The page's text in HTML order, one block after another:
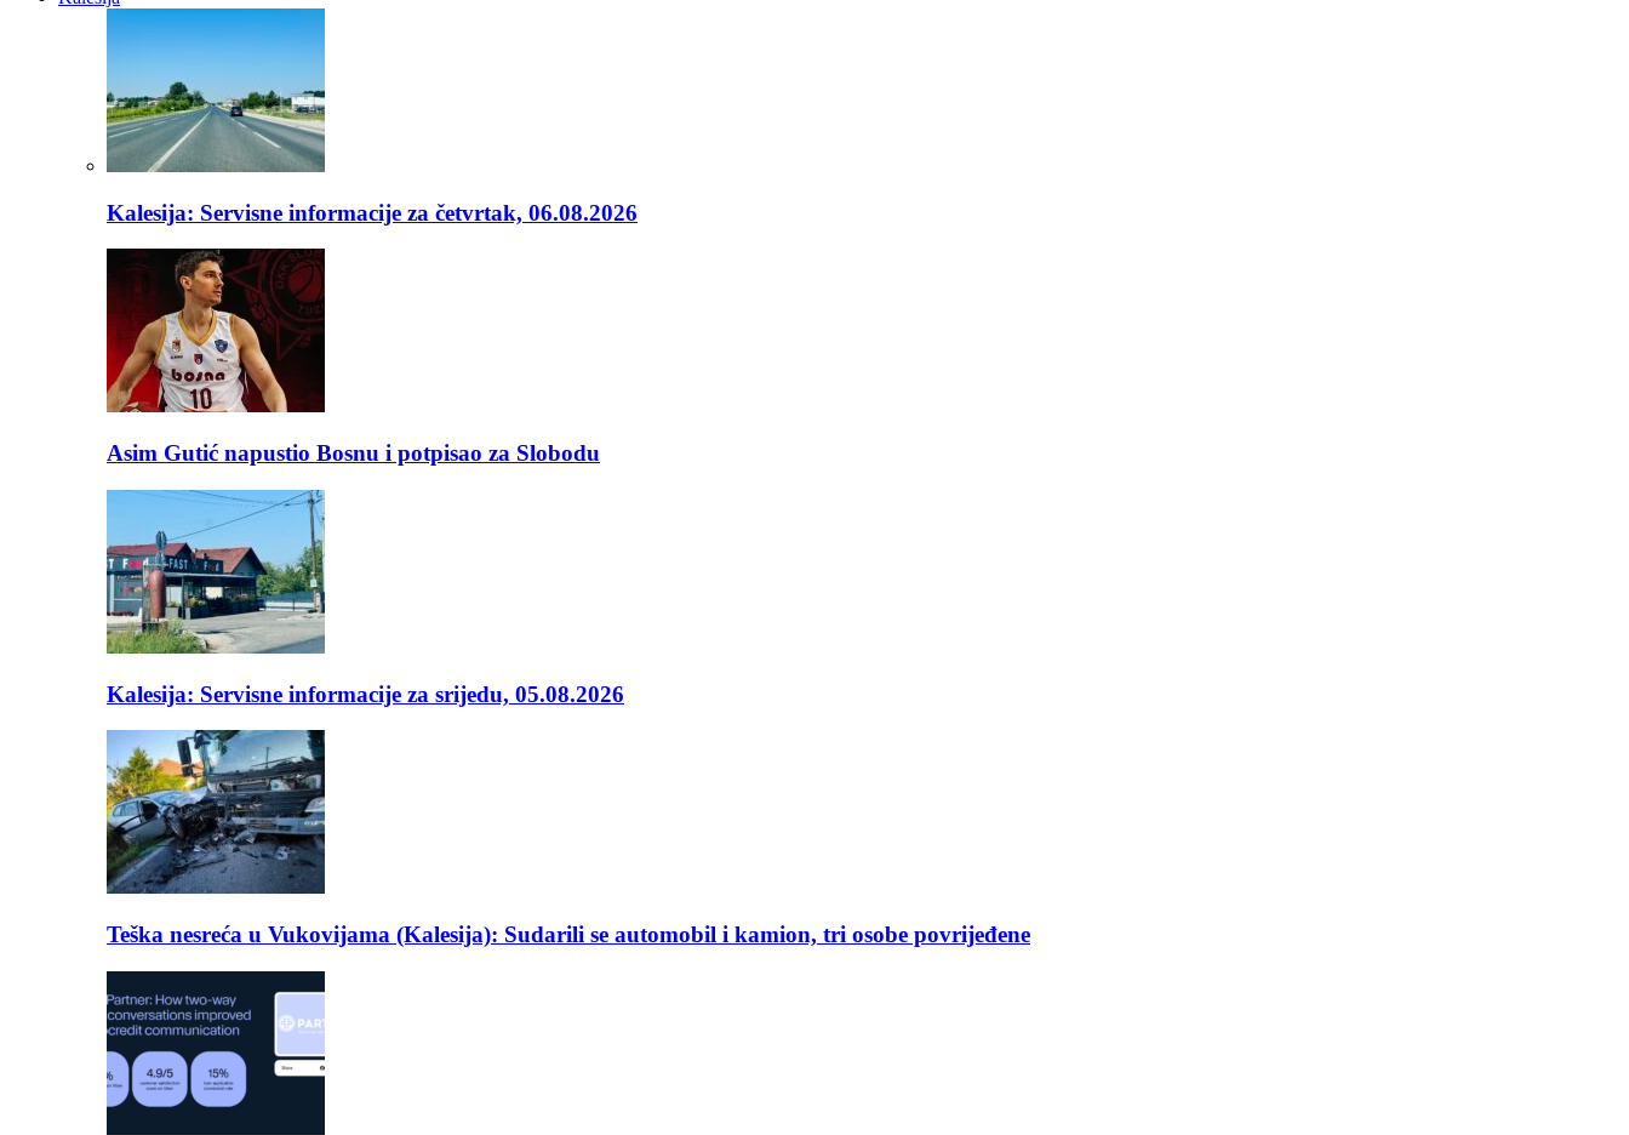
Kalesija: Servisne informacije za četvrtak, 06.08.2026
Asim Gutić napustio Bosnu i potpisao za Slobodu
Kalesija: Servisne informacije za srijedu, 05.08.2026
Teška nesreća u Vukovijama (Kalesija): Sudarili se automobil i kamion, tri osobe povrijeđene